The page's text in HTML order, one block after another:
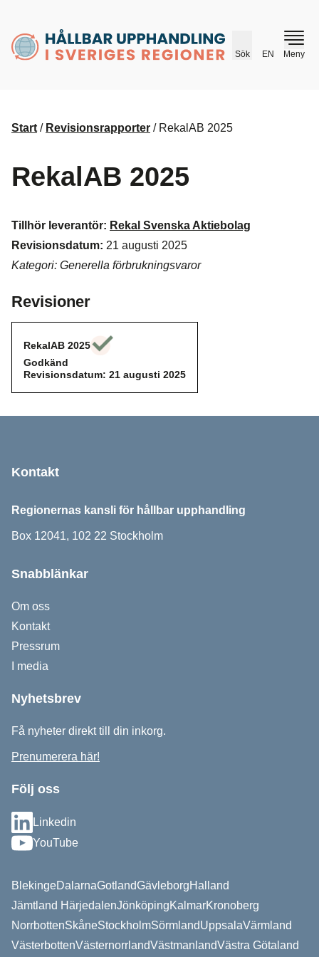
husr.se
Sök EN Meny
Start / Revisionsrapporter / RekalAB 2025
RekalAB 2025
Tillhör leverantör: Rekal Svenska Aktiebolag
Revisionsdatum: 21 augusti 2025
Kategori: Generella förbrukningsvaror
Revisioner
RekalAB 2025
Godkänd
Godkänd
Revisionsdatum: 21 augusti 2025
Kontakt
Regionernas kansli för hållbar upphandling
Box 12041, 102 22 Stockholm
Snabblänkar
Om oss
Kontakt
Pressrum
I media
Nyhetsbrev
Få nyheter direkt till din inkorg.
Prenumerera här!
Följ oss
Linkedin
YouTube
BlekingeDalarnaGotlandGävleborgHalland
Jämtland HärjedalenJönköpingKalmarKronoberg
NorrbottenSkåneStockholmSörmlandUppsalaVärmland
VästerbottenVästernorrlandVästmanlandVästra Götaland